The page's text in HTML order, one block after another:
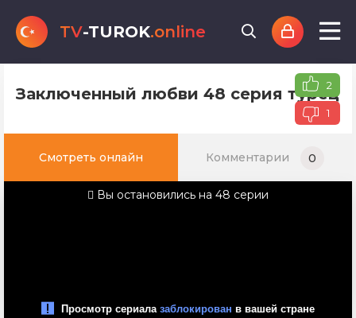
TV-TUROK.online
Заключенный любви 48 серия 2
1
Смотреть онлайн Комментарии 0
Вы остановились на 48 серии